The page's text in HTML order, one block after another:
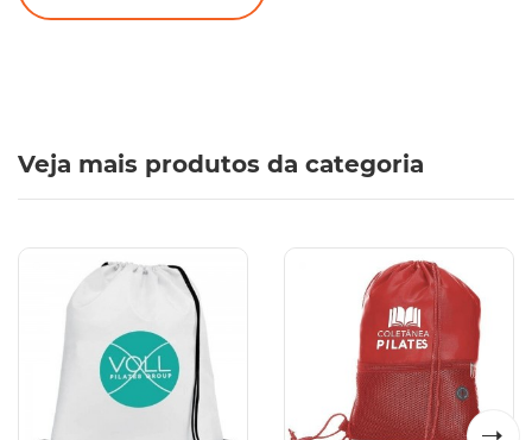
Veja mais produtos da categoria